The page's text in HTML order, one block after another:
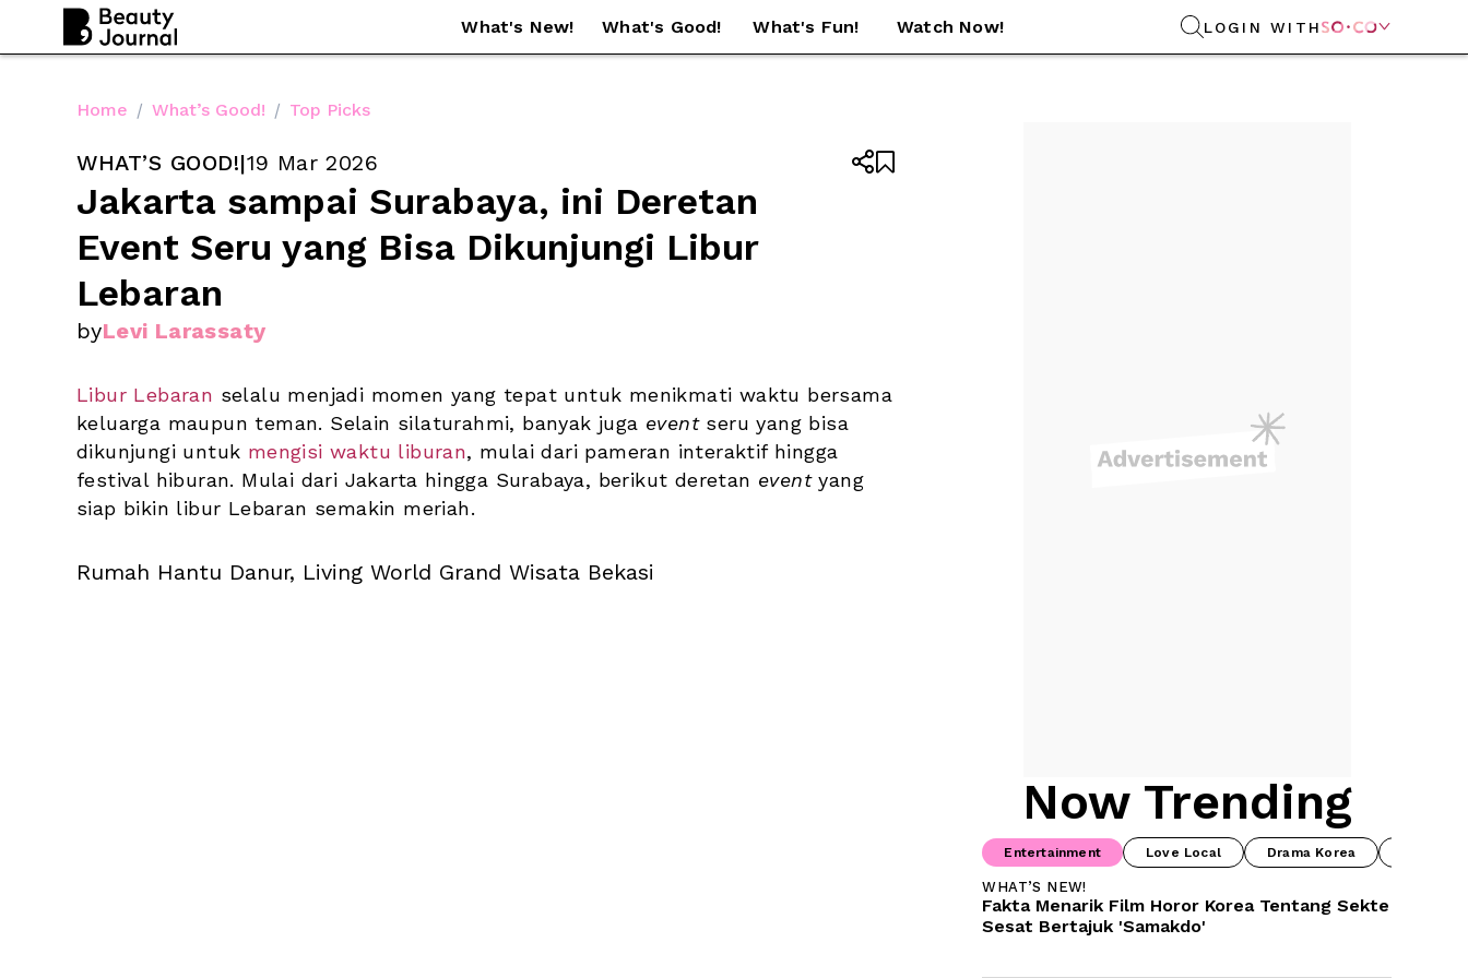
What's New! What's Good! What's Fun! Watch Now! LOGIN WITH 
Home / What’s Good! / Top Picks
WHAT’S GOOD!|19 Mar 2026
Jakarta sampai Surabaya, ini Deretan
Event Seru yang Bisa Dikunjungi Libur
Lebaran
byLevi Larassaty


Libur Lebaran selalu menjadi momen yang tepat untuk menikmati waktu bersama
keluarga maupun teman. Selain silaturahmi, banyak juga event seru yang bisa
dikunjungi untuk mengisi waktu liburan, mulai dari pameran interaktif hingga
festival hiburan. Mulai dari Jakarta hingga Surabaya, berikut deretan event yang
siap bikin libur Lebaran semakin meriah.
Rumah Hantu Danur, Living World Grand Wisata Bekasi
Now Trending
Entertainment Love Local Drama Korea
WHAT’S NEW!
Fakta Menarik Film Horor Korea Tentang Sekte
Sesat Bertajuk 'Samakdo'